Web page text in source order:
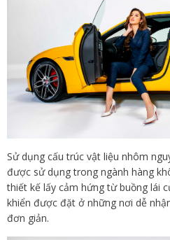
Sử dụng cấu trúc vật liệu nhôm
được sử dụng trong ngành hàng
thiết kế lấy cảm hứng từ buồng lái
khiển được đặt ở những nơi dễ
đơn giản.